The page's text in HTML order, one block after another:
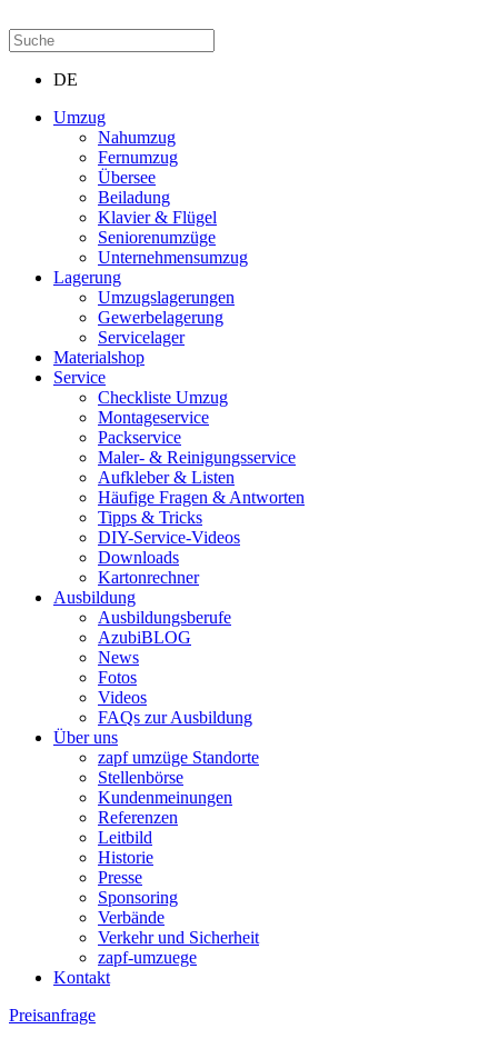
DE
Umzug
Nahumzug
Fernumzug
Übersee
Beiladung
Klavier & Flügel
Seniorenumzüge
Unternehmensumzug
Lagerung
Umzugslagerungen
Gewerbelagerung
Servicelager
Materialshop
Service
Checkliste Umzug
Montageservice
Packservice
Maler- & Reinigungsservice
Aufkleber & Listen
Häufige Fragen & Antworten
Tipps & Tricks
DIY-Service-Videos
Downloads
Kartonrechner
Ausbildung
Ausbildungsberufe
AzubiBLOG
News
Fotos
Videos
FAQs zur Ausbildung
Über uns
zapf umzüge Standorte
Stellenbörse
Kundenmeinungen
Referenzen
Leitbild
Historie
Presse
Sponsoring
Verbände
Verkehr und Sicherheit
zapf-umzuege
Kontakt
Preisanfrage